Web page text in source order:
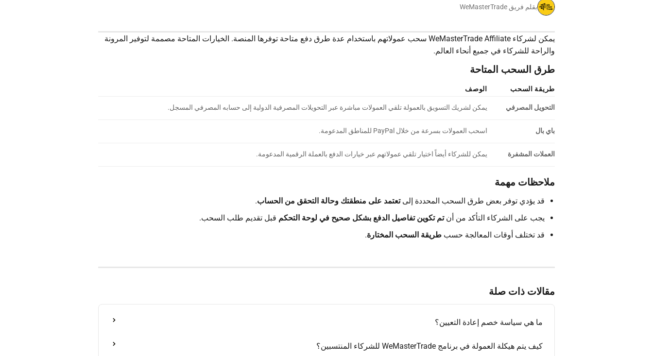
بقلم فريق WeMasterTrade
يمكن لشركاء WeMasterTrade Affiliate سحب عمولاتهم باستخدام عدة طرق دفع متاحة توفرها المنصة. الخيارات المتاحة مصممة لتوفير المرونة
والراحة للشركاء في جميع أنحاء العالم.
طرق السحب المتاحة
طريقة السحب الوصف
التحويل المصرفي يمكن لشريك التسويق بالعمولة تلقي العمولات مباشرة عبر التحويلات المصرفية الدولية إلى حسابه المصرفي المسجل.
باي بال اسحب العمولات بسرعة من خلال PayPal للمناطق المدعومة.
العملات المشفرة يمكن للشركاء أيضاً اختيار تلقي عمولاتهم عبر خيارات الدفع بالعملة الرقمية المدعومة.
ملاحظات مهمة
قد يؤدي توفر بعض طرق السحب المحددة إلىتعتمد على منطقتك وحالة التحقق من الحساب.
يجب على الشركاء التأكد من أنتم تكوين تفاصيل الدفع بشكل صحيح في لوحة التحكم قبل تقديم طلب السحب.
قد تختلف أوقات المعالجة حسب طريقة السحب المختارة.
مقالات ذات صلة
ما هي سياسة خصم إعادة التعيين؟
كيف يتم هيكلة العمولة في برنامج WeMasterTrade للشركاء المنتسبين؟